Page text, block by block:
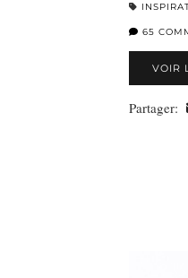
65
VOIR
Partager: